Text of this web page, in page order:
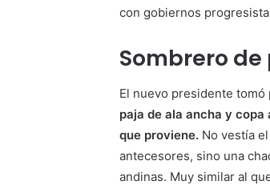
con gobiernos
Sombrero de
El nuevo presidente
paja de ala ancha y
que proviene. No vestía
antecesores, sino una
andinas. Muy similar al